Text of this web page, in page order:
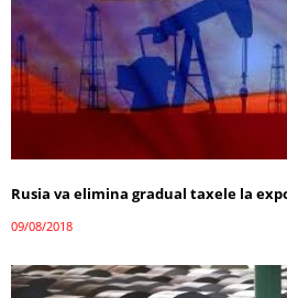
Rusia va elimina gradual taxele la
09/08/2018